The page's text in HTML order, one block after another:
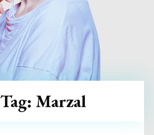
Tag: Marzal